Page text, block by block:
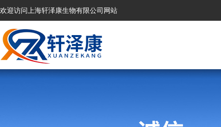
欢迎访问上海轩泽康生物有限公司网站